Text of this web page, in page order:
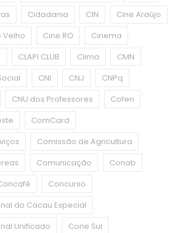
Cidadania CIN
Cine Araújo
Velho
Cine RO
Cinema
CLAPI CLUB Clima
CMN
CNI CNJ
CNPq
CNU dos Professores
Cofen
ComCard
Comissão de Agricultura
Comunicação
Conab
Concurso
do Cacau Especial
Unificado
Cone Sul